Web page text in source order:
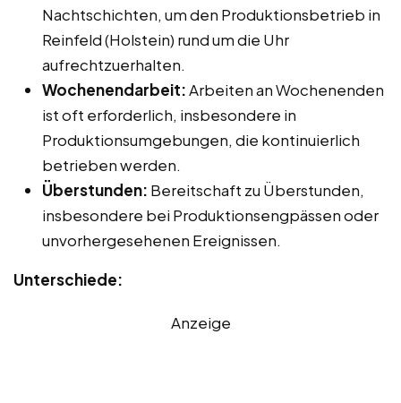
Nachtschichten, um den Produktionsbetrieb in
Reinfeld (Holstein) rund um die Uhr
aufrechtzuerhalten.
Wochenendarbeit:Arbeiten an Wochenenden
ist oft erforderlich, insbesondere in
Produktionsumgebungen, die kontinuierlich
betrieben werden.
Überstunden: Bereitschaft zu Überstunden,
insbesondere bei Produktionsengpässen oder
unvorhergesehenen Ereignissen.
Unterschiede:
Anzeige